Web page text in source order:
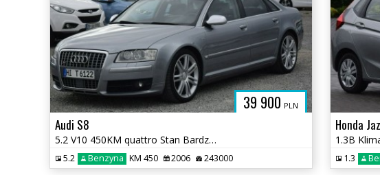
39 900 PLN
Audi S8
5.2 V10 450KM quattro Stan Bardzo dobry Navi Kamer Sprowadzon Opłacony
5.2 Benzyna KM 450 2006 243000
Honda
1.3